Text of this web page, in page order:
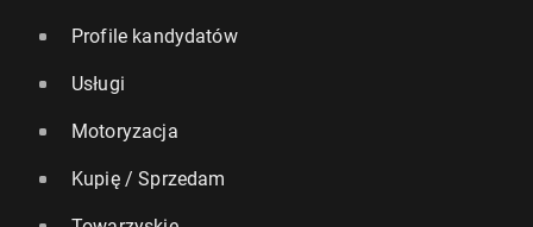
Profile kandydatów
Usługi
Motoryzacja
Kupię / Sprzedam